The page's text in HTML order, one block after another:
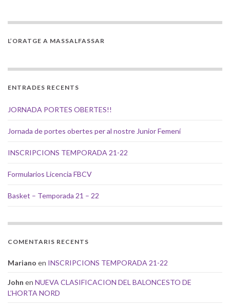
L’ORATGE A MASSALFASSAR
ENTRADES RECENTS
JORNADA PORTES OBERTES!!
Jornada de portes obertes per al nostre Junior Femení
INSCRIPCIONS TEMPORADA 21-22
Formularios Licencia FBCV
Basket – Temporada 21 – 22
COMENTARIS RECENTS
Mariano en INSCRIPCIONS TEMPORADA 21-22
John en NUEVA CLASIFICACION DEL BALONCESTO DE
L’HORTA NORD